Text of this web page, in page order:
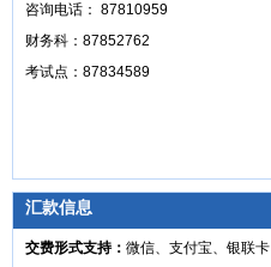
咨询电话： 87810959
财务科：87852762
考试点：87834589
汇款信息
交费形式支持： 微信、支付宝、银联卡